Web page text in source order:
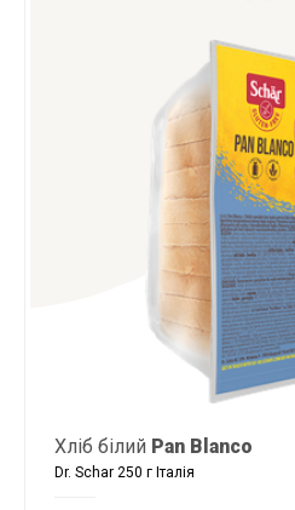
Хліб білий Pan Blanco
Dr. Schar 250 г Італія